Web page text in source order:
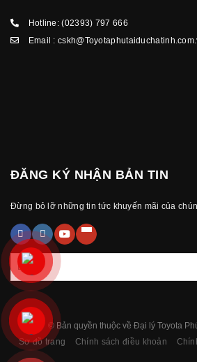
Hotline:(02393) 797 666
Email :
ĐĂNG KÝ NHẬN BẢN TIN
Đừng bỏ lỡ những tin tức khuyến mãi của
© Bản quyền thuộc về Đại lý Toyota
Sơ đồ trang
Chính sách điều khoản